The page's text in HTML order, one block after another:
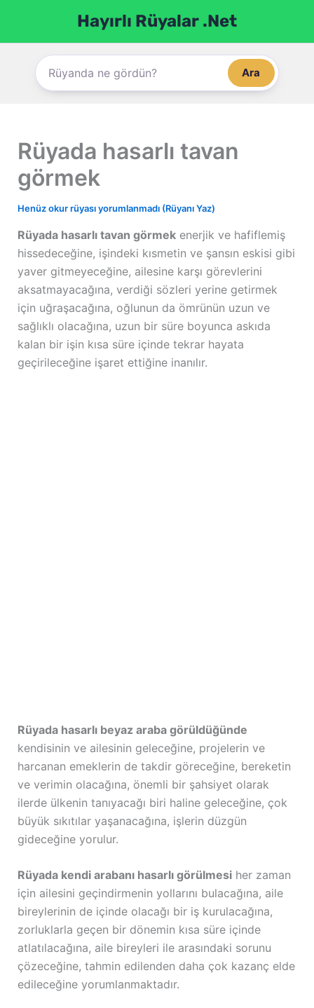
Hayırlı Rüyalar .Net
Ara
Rüyada hasarlı tavan
görmek
Henüz okur rüyası yorumlanmadı (Rüyanı Yaz)
Rüyada hasarlı tavan görmekenerjik ve hafiflemiş
hissedeceğine, işindeki kısmetin ve şansın eskisi gibi
yaver gitmeyeceğine, ailesine karşı görevlerini
aksatmayacağına, verdiği sözleri yerine getirmek
için uğraşacağına, oğlunun da ömrünün uzun ve
sağlıklı olacağına, uzun bir süre boyunca askıda
kalan bir işin kısa süre içinde tekrar hayata
geçirileceğine işaret ettiğine inanılır.
Rüyada hasarlı beyaz araba görüldüğünde
kendisinin ve ailesinin geleceğine, projelerin ve
harcanan emeklerin de takdir göreceğine, bereketin
ve verimin olacağına, önemli bir şahsiyet olarak
ilerde ülkenin tanıyacağı biri haline geleceğine, çok
büyük sıkıtılar yaşanacağına, işlerin düzgün
gideceğine yorulur.
Rüyada kendi arabanı hasarlı görülmesiher zaman
için ailesini geçindirmenin yollarını bulacağına, aile
bireylerinin de içinde olacağı bir iş kurulacağına,
zorluklarla geçen bir dönemin kısa süre içinde
atlatılacağına, aile bireyleri ile arasındaki sorunu
çözeceğine, tahmin edilenden daha çok kazanç elde
edileceğine yorumlanmaktadır.